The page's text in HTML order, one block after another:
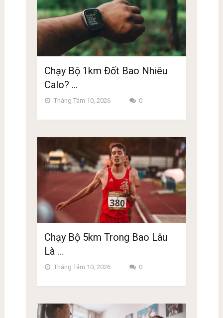
Chạy Bộ 1km Đốt Bao Nhiêu
Calo? …
Tháng Tám 10, 2026 0
Chạy Bộ 5km Trong Bao Lâu
Là …
Tháng Tám 10, 2026 0